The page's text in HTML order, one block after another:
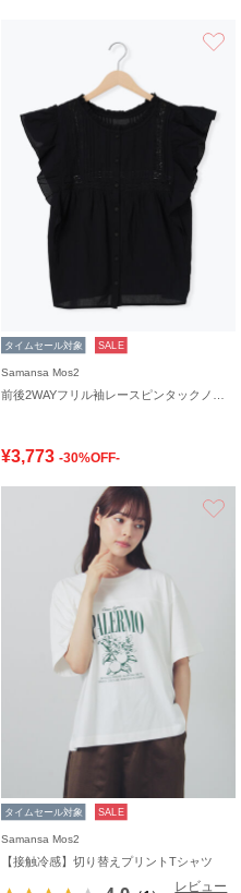
タイムセール対象 SALE
Samansa Mos2
¥3,773 -30%OFF-
タイムセール対象 SALE
Samansa Mos2
【接触冷感】切り替えプリントTシャツ
レビュー